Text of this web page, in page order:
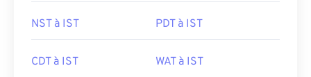
NST à IST PDT à IST
CDT à IST WAT à IST